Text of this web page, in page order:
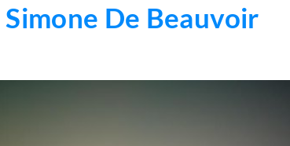
Simone De Beauvoir